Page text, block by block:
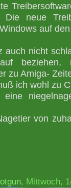
neue
auf
nicht
beziehen,
zu Amiga-
ich wohl zu
von
, Mittwoch,